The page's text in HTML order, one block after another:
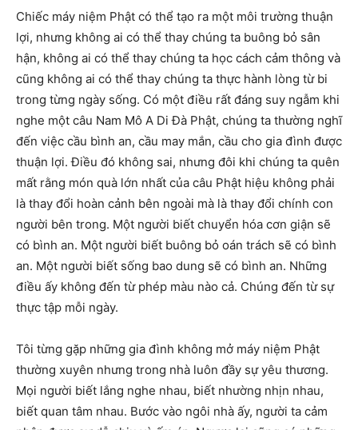
Chiếc máy niệm Phật có thể tạo ra một môi trường thuận
lợi, nhưng không ai có thể thay chúng ta buông bỏ sân
hận, không ai có thể thay chúng ta học cách cảm thông và
cũng không ai có thể thay chúng ta thực hành lòng từ bi
trong từng ngày sống. Có một điều rất đáng suy ngẫm khi
nghe một câu Nam Mô A Di Đà Phật, chúng ta thường nghĩ
đến việc cầu bình an, cầu may mắn, cầu cho gia đình được
thuận lợi. Điều đó không sai, nhưng đôi khi chúng ta quên
mất rằng món quà lớn nhất của câu Phật hiệu không phải
là thay đổi hoàn cảnh bên ngoài mà là thay đổi chính con
người bên trong. Một người biết chuyển hóa cơn giận sẽ
có bình an. Một người biết buông bỏ oán trách sẽ có bình
an. Một người biết sống bao dung sẽ có bình an. Những
điều ấy không đến từ phép màu nào cả. Chúng đến từ sự
thực tập mỗi ngày.
Tôi từng gặp những gia đình không mở máy niệm Phật
thường xuyên nhưng trong nhà luôn đầy sự yêu thương.
Mọi người biết lắng nghe nhau, biết nhường nhịn nhau,
biết quan tâm nhau. Bước vào ngôi nhà ấy, người ta cảm